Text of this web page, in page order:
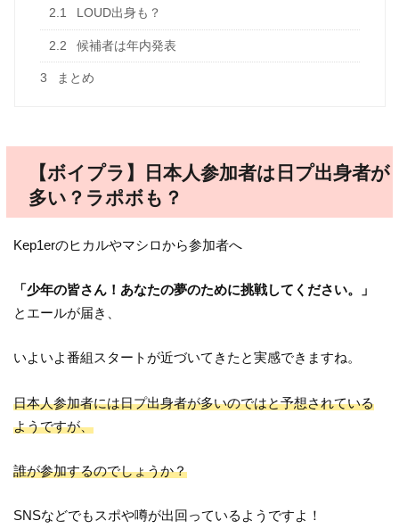
2.1 LOUD出身も？
2.2 候補者は年内発表
3 まとめ
【ボイプラ】日本人参加者は日プ出身者が
多い？ラポボも？
Kep1erのヒカルやマシロから参加者へ
「少年の皆さん！あなたの夢のために挑戦してください。」
とエールが届き、
いよいよ番組スタートが近づいてきたと実感できますね。
日本人参加者には日プ出身者が多いのではと予想されている
ようですが、
誰が参加するのでしょうか？
SNSなどでもスポや噂が出回っているようですよ！